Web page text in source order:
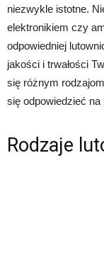
niezwykle istotne.
elektronikiem czy
odpowiedniej
jakości i trwałości
się różnym
się odpowiedzieć
Rodzaje